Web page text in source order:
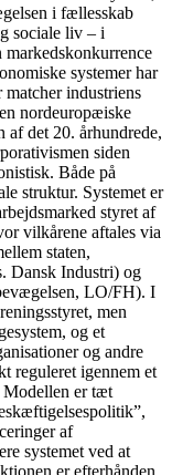
i fællesskab
sociale liv – i
markedskonkurrence
systemer har
matcher industriens
nordeuropæiske
af det 20. århundrede,
siden
Både på
struktur. Systemet er
styret af
vilkårene aftales via
staten,
Dansk Industri) og
LO/FH). I
men
og et
og andre
reguleret igennem et
Modellen er tæt
af
systemet ved at